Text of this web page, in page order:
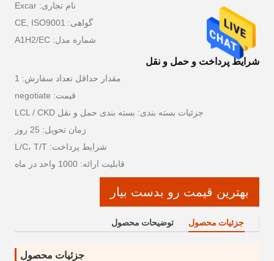
نام تجاری: Excar
گواهی: CE, ISO9001
شماره مدل: A1H2/EC
شرایط پرداخت و حمل و نقل
مقدار حداقل تعداد سفارش: 1
قیمت: negotiate
جزئیات بسته بندی: بسته بندی حمل و نقل LCL / CKD
زمان تحویل: 25 روز
شرایط پرداخت: L/C، T/T
قابلیت ارائه: 1000 واحد در ماه
بهترین قیمت رو بدست بیار
جزئیات محصول توضیحات محصول
جزئیات محصول